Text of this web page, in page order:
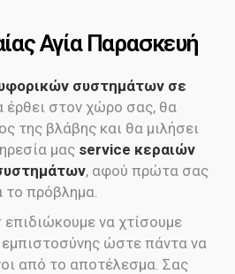
Αγία Παρασκευή
συστημάτων σε
έρθει στον χώρο σας, θα
της βλάβης και θα μιλήσει
μας service κεραιών
, αφού πρώτα σας
το πρόβλημα.
να χτίσουμε
ώστε πάντα να
από το αποτέλεσμα. Σας